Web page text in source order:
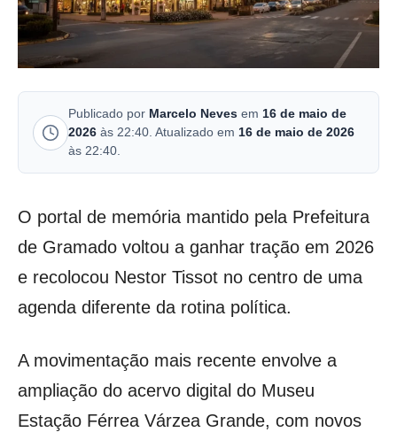
Publicado por Marcelo Neves em 16 de maio de
2026 às 22:40. Atualizado em 16 de maio de 2026
às 22:40.
O portal de memória mantido pela Prefeitura
de Gramado voltou a ganhar tração em 2026
e recolocou Nestor Tissot no centro de uma
agenda diferente da rotina política.
A movimentação mais recente envolve a
ampliação do acervo digital do Museu
Estação Férrea Várzea Grande, com novos